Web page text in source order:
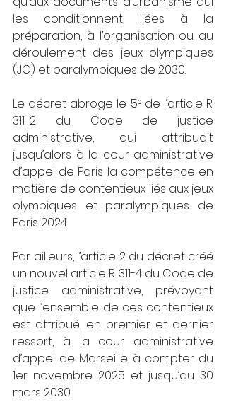
les conditionnent, liées à la
préparation, à l’organisation ou au
déroulement des jeux olympiques
(JO) et paralympiques de 2030.
Le décret abroge le 5° de l’article R.
311-2 du Code de justice
administrative, qui attribuait
jusqu’alors à la cour administrative
d’appel de Paris la compétence en
matière de contentieux liés aux jeux
olympiques et paralympiques de
Paris 2024.
Par ailleurs, l’article 2 du décret créé
un nouvel article R. 311-4 du Code de
justice administrative, prévoyant
que l’ensemble de ces contentieux
est attribué, en premier et dernier
ressort, à la cour administrative
d’appel de Marseille, à compter du
1er novembre 2025 et jusqu’au 30
mars 2030.